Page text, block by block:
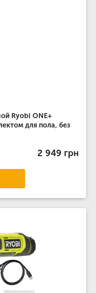
Ryobi ONE+
для пола, без
2 949 грн